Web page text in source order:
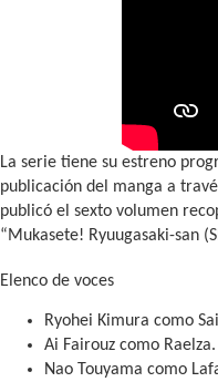
La serie tiene su estreno
publicación del manga a
publicó el sexto volumen
“Mukasete! Ryuugasaki-san
Elenco de voces
Ryohei Kimura como
Ai Fairouz como Raelza.
Nao Touyama como